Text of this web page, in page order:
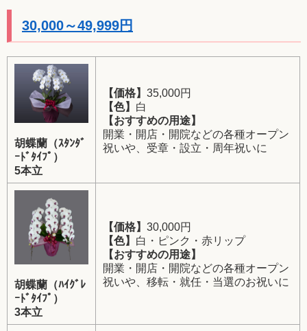
30,000～49,999円
胡蝶蘭（ｽﾀﾝﾀﾞ
ｰﾄﾞﾀｲﾌﾟ）
5本立
【価格】 35,000円
【色】 白
【おすすめの用途】
開業・開店・開院などの各種オープン
祝いや、受章・設立・周年祝いに
胡蝶蘭（ﾊｲｸﾞﾚ
ｰﾄﾞﾀｲﾌﾟ）
3本立
【価格】 30,000円
【色】 白・ピンク・赤リップ
【おすすめの用途】
開業・開店・開院などの各種オープン
祝いや、移転・就任・当選のお祝いに